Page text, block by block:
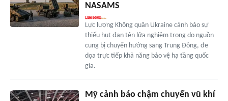
NASAMS
Lực lượng Không quân Ukraine cảnh báo sự
thiếu hụt đạn tên lửa nghiêm trọng do nguồn
cung bị chuyển hướng sang Trung Đông, đe
dọa trực tiếp khả năng bảo vệ hạ tầng quốc
gia.
Mỹ cảnh báo chậm chuyển vũ khí